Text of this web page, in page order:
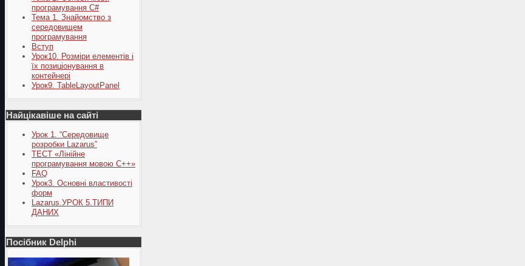
програмування C#
Тема 1. Знайомство з
середовищем
програмування
Вступ
Урок10. Розміри елементів і
їх позиціонування в
контейнері
Урок9. TableLayoutPanel
Найцікавіше на сайті
Урок 1. “Середовище
розробки Lazarus”
ТЕСТ «Лінійне
програмування мовою С++»
FAQ
Урок3. Основні властивості
форм
Lazarus.УРОК 5.ТИПИ
ДАНИХ
Посібник Delphi